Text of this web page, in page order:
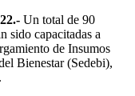
Un total de 90
sido capacitadas a
de Insumos
Bienestar (Sedebi),